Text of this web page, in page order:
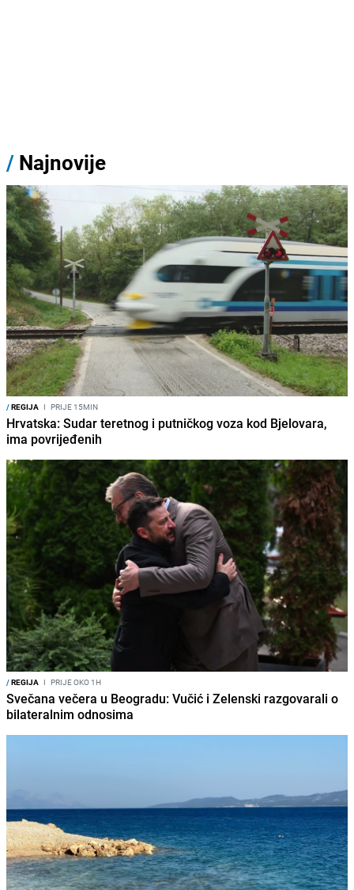
/ Najnovije
/REGIJA I PRIJE 15MIN
Hrvatska: Sudar teretnog i putničkog voza kod Bjelovara,
ima povrijeđenih
/REGIJA I PRIJE OKO 1H
Svečana večera u Beogradu: Vučić i Zelenski razgovarali o
bilateralnim odnosima